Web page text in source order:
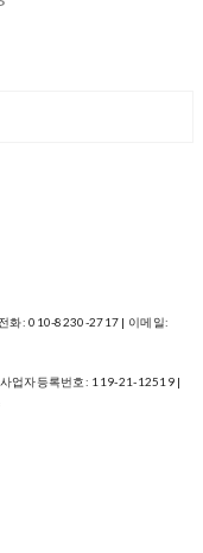
화: 010-8230-2717 | 이메일:
업자등록번호: 119-21-12519 |